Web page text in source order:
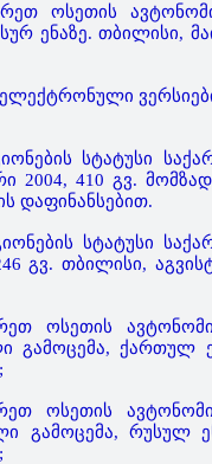
ოსეთის
ენაზე. თბილისი,
ელექტრონული
სტატუსი
2004, 410 გვ.
დაფინანსებით.
სტატუსი
გვ. თბილისი,
ოსეთის
გამოცემა, ქართულ
ოსეთის
გამოცემა, რუსულ